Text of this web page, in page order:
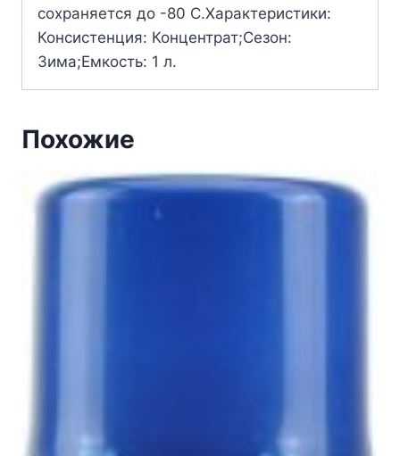
сохраняется до -80 C.Характеристики:
Консистенция: Концентрат;Сезон:
Зима;Емкость: 1 л.
Похожие